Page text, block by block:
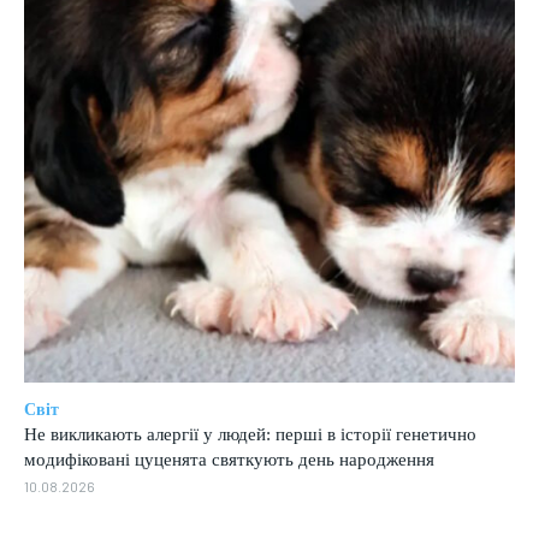
Світ
Не викликають алергії у людей: перші в історії генетично
модифіковані цуценята святкують день народження
10.08.2026